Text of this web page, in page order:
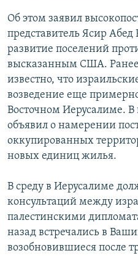
Հայերեն
English
Русский
Все сайты Радио
Об этом заявил
представитель Ясир
развитие поселений
высказанным США. Ранее
известно, что
возведение еще
Восточном Иерусалиме. В
объявил о намерении
оккупированных
новых единиц жилья.
В среду в Иерусалиме
консультаций между
палестинскими
назад встречались в
возобновившиеся после